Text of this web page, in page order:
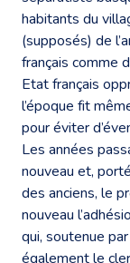
habitants du
(supposés) de
français comme
Etat français
l’époque fit
pour éviter
Les années
nouveau et,
des anciens, le
nouveau
qui, soutenue
également le